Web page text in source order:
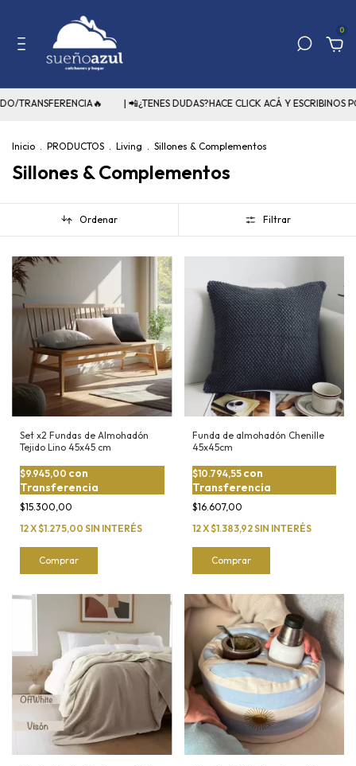
0
| 📲¿TENES DUDAS?HACE CLICK ACÁ Y ESCRIBINOS
Inicio . PRODUCTOS . Living . Sillones & Complementos
Sillones & Complementos
Ordenar Filtrar
Set x2 Fundas de Almohadón
Tejido Lino 45x45 cm
$15.300,00
$9.945,00 con
Transferencia
12X$1.275,00 SIN INTERÉS
Comprar
Funda de almohadón Chenille
45x45cm
$16.607,00
$10.794,55 con
Transferencia
12X$1.383,92SIN INTERÉS
Comprar